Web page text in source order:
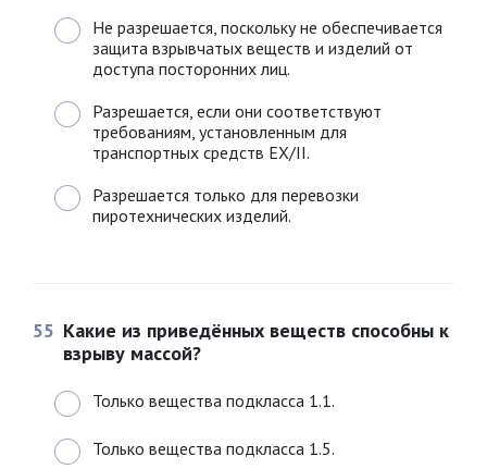
Не разрешается, поскольку не обеспечивается
защита взрывчатых веществ и изделий от
доступа посторонних лиц.
Разрешается, если они соответствуют
требованиям, установленным для
транспортных средств EX/II.
Разрешается только для перевозки
пиротехнических изделий.
55 Какие из приведённых веществ способны к
взрыву массой?
Только вещества подкласса 1.1.
Только вещества подкласса 1.5.